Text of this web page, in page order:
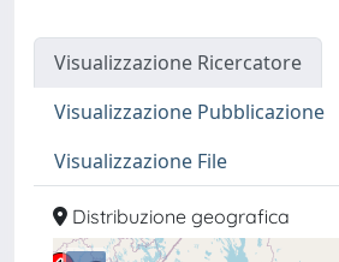
Visualizzazione Ricercatore
Visualizzazione Pubblicazione
Visualizzazione File
Distribuzione geografica